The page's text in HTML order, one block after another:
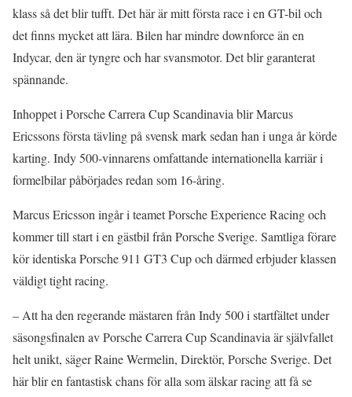
klass så det blir tufft. Det här är mitt första race i en GT-bil och
det finns mycket att lära. Bilen har mindre downforce än en
Indycar, den är tyngre och har svansmotor. Det blir garanterat
spännande.
Inhoppet i Porsche Carrera Cup Scandinavia blir Marcus
Ericssons första tävling på svensk mark sedan han i unga år körde
karting. Indy 500-vinnarens omfattande internationella karriär i
formelbilar påbörjades redan som 16-åring.
Marcus Ericsson ingår i teamet Porsche Experience Racing och
kommer till start i en gästbil från Porsche Sverige. Samtliga förare
kör identiska Porsche 911 GT3 Cup och därmed erbjuder klassen
väldigt tight racing.
– Att ha den regerande mästaren från Indy 500 i startfältet under
säsongsfinalen av Porsche Carrera Cup Scandinavia är självfallet
helt unikt, säger Raine Wermelin, Direktör, Porsche Sverige. Det
här blir en fantastisk chans för alla som älskar racing att få se